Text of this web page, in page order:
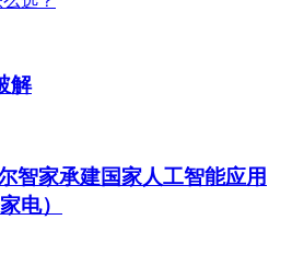
解
智家承建国家人工智能应用
电）